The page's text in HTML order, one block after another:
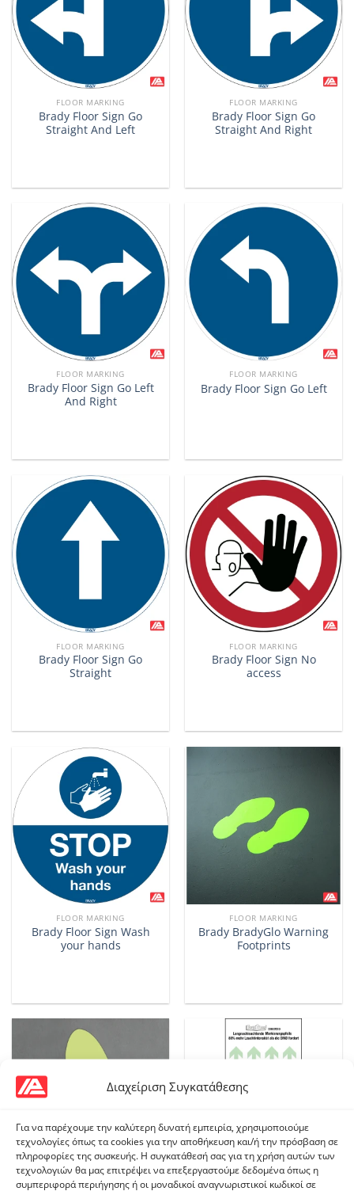
Διαχείριση Συγκατάθεσης
Για να παρέχουμε την καλύτερη δυνατή εμπειρία, χρησιμοποιούμε
τεχνολογίες όπως τα cookies για την αποθήκευση και/ή την πρόσβαση σε
πληροφορίες της συσκευής. Η συγκατάθεσή σας για τη χρήση αυτών των
τεχνολογιών θα μας επιτρέψει να επεξεργαστούμε δεδομένα όπως η
συμπεριφορά περιήγησης ή οι μοναδικοί αναγνωριστικοί κωδικοί σε
FLOOR MARKING
Brady Floor Sign Go
Straight And Left
FLOOR MARKING
Brady Floor Sign Go
Straight And Right
FLOOR MARKING
Brady Floor Sign Go Left
And Right
FLOOR MARKING
Brady Floor Sign Go Left
FLOOR MARKING
Brady Floor Sign Go
Straight
FLOOR MARKING
Brady Floor Sign No
access
FLOOR MARKING
Brady Floor Sign Wash
your hands
FLOOR MARKING
Brady BradyGlo Warning
Footprints